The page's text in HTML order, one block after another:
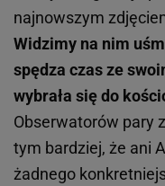
najnowszym
Widzimy na nim
spędza czas ze
wybrała się do
Obserwatorów pary
tym bardziej, że ani
żadnego